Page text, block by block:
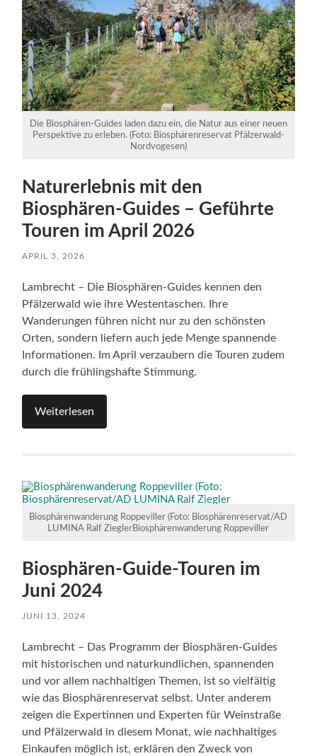
Die Biosphären-Guides laden dazu ein, die Natur aus einer neuen
Perspektive zu erleben. (Foto: Biosphärenreservat Pfälzerwald-
Nordvogesen)
Naturerlebnis mit den
Biosphären-Guides – Geführte
Touren im April 2026
APRIL 3, 2026
Lambrecht – Die Biosphären-Guides kennen den
Pfälzerwald wie ihre Westentaschen. Ihre
Wanderungen führen nicht nur zu den schönsten
Orten, sondern liefern auch jede Menge spannende
Informationen. Im April verzaubern die Touren zudem
durch die frühlingshafte Stimmung.
Weiterlesen
Biosphärenwanderung Roppeviller (Foto: Biosphärenreservat/AD
LUMINA Ralf ZieglerBiosphärenwanderung Roppeviller
Biosphären-Guide-Touren im
Juni 2024
JUNI 13, 2024
Lambrecht – Das Programm der Biosphären-Guides
mit historischen und naturkundlichen, spannenden
und vor allem nachhaltigen Themen, ist so vielfältig
wie das Biosphärenreservat selbst. Unter anderem
zeigen die Expertinnen und Experten für Weinstraße
und Pfälzerwald in diesem Monat, wie nachhaltiges
Einkaufen möglich ist, erklären den Zweck von